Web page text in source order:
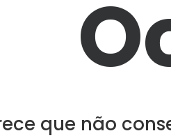
que não